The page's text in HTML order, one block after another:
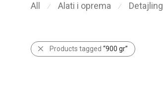
All ⁄ Alati i oprema ⁄ Detajling
Products tagged “900 gr”